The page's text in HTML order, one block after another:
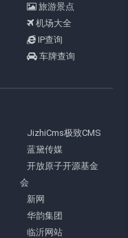
旅游景点
机场大全
IP查询
车牌查询
JizhiCms极致CMS
蓝黛传媒
开放原子开源基金
会
新网
华韵集团
临沂网站